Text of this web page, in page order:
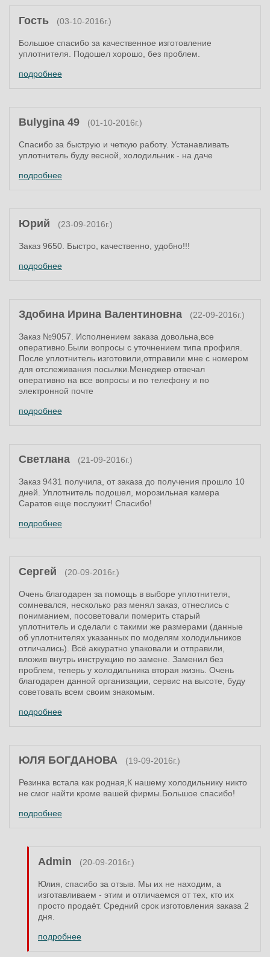
Гость (03-10-2016г.)
Большое спасибо за качественное изготовление
уплотнителя. Подошел хорошо, без проблем.
подробнее
Bulygina 49 (01-10-2016г.)
Спасибо за быструю и четкую работу. Устанавливать
уплотнитель буду весной, холодильник - на даче
подробнее
Юрий (23-09-2016г.)
Заказ 9650. Быстро, качественно, удобно!!!
подробнее
Здобина Ирина Валентиновна (22-09-2016г.)
Заказ №9057. Исполнением заказа довольна,все
оперативно.Были вопросы с уточнением типа профиля.
После уплотнитель изготовили,отправили мне с номером
для отслеживания посылки.Менеджер отвечал
оперативно на все вопросы и по телефону и по
электронной почте
подробнее
Светлана (21-09-2016г.)
Заказ 9431 получила, от заказа до получения прошло 10
дней. Уплотнитель подошел, морозильная камера
Саратов еще послужит! Спасибо!
подробнее
Сергей (20-09-2016г.)
Очень благодарен за помощь в выборе уплотнителя,
сомневался, несколько раз менял заказ, отнеслись с
пониманием, посоветовали померить старый
уплотнитель и сделали с такими же размерами (данные
об уплотнителях указанных по моделям холодильников
отличались). Всё аккуратно упаковали и отправили,
вложив внутрь инструкцию по замене. Заменил без
проблем, теперь у холодильника вторая жизнь. Очень
благодарен данной организации, сервис на высоте, буду
советовать всем своим знакомым.
подробнее
ЮЛЯ БОГДАНОВА (19-09-2016г.)
Резинка встала как родная,К нашему холодильнику никто
не смог найти кроме вашей фирмы.Большое спасибо!
подробнее
Admin (20-09-2016г.)
Юлия, спасибо за отзыв. Мы их не находим, а
изготавливаем - этим и отличаемся от тех, кто их
просто продаёт. Средний срок изготовления заказа 2
дня.
подробнее